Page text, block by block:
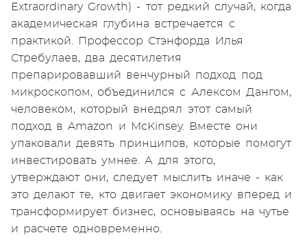
Extraordinary Growth) - тот редкий случай, когда
академическая глубина встречается с
практикой. Профессор Стэнфорда Илья
Стребулаев, два десятилетия
препарировавший венчурный подход под
микроскопом, объединился с Алексом Дангом,
человеком, который внедрял этот самый
подход в Amazon и McKinsey. Вместе они
упаковали девять принципов, которые помогут
инвестировать умнее. А для этого,
утверждают они, следует мыслить иначе - как
это делают те, кто двигает экономику вперед и
трансформирует бизнес, основываясь на чутье
и расчете одновременно.